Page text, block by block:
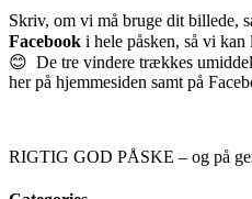
Skriv, om vi må bruge dit billede,
Facebook i hele påsken, så vi
😊 De tre vindere trækkes
her på hjemmesiden samt på
RIGTIG GOD PÅSKE – og på